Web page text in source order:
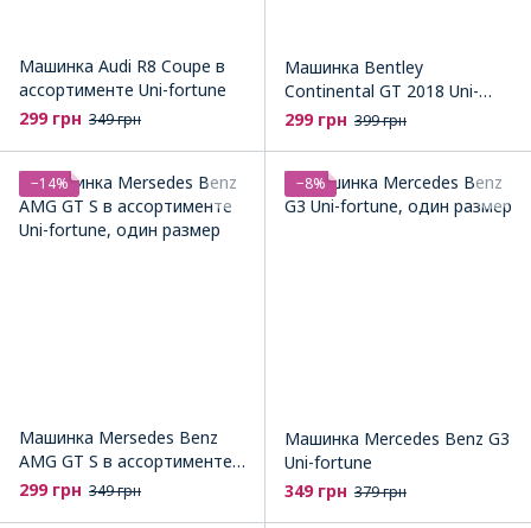
Машинка Audi R8 Coupe в
ассортименте Uni-fortune
299 грн 349 грн
Машинка Bentley
Continental GT 2018 Uni-
fortune
299 грн 399 грн
−14%
Машинка Mersedes Benz
AMG GT S в ассортименте
Uni-fortune
299 грн 349 грн
−8%
Машинка Mercedes Benz G3
Uni-fortune
349 грн 379 грн